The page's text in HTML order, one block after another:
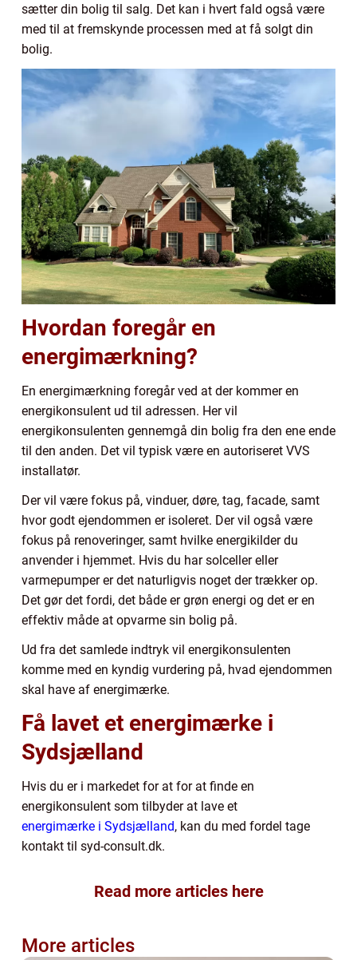
sætter din bolig til salg. Det kan i hvert fald også være
med til at fremskynde processen med at få solgt din
bolig.
Hvordan foregår en
energimærkning?
En energimærkning foregår ved at der kommer en
energikonsulent ud til adressen. Her vil
energikonsulenten gennemgå din bolig fra den ene ende
til den anden. Det vil typisk være en autoriseret VVS
installatør.
Der vil være fokus på, vinduer, døre, tag, facade, samt
hvor godt ejendommen er isoleret. Der vil også være
fokus på renoveringer, samt hvilke energikilder du
anvender i hjemmet. Hvis du har solceller eller
varmepumper er det naturligvis noget der trækker op.
Det gør det fordi, det både er grøn energi og det er en
effektiv måde at opvarme sin bolig på.
Ud fra det samlede indtryk vil energikonsulenten
komme med en kyndig vurdering på, hvad ejendommen
skal have af energimærke.
Få lavet et energimærke i
Sydsjælland
Hvis du er i markedet for at for at finde en
energikonsulent som tilbyder at lave et
energimærke i Sydsjælland, kan du med fordel tage
kontakt til syd-consult.dk.
Read more articles here
More articles